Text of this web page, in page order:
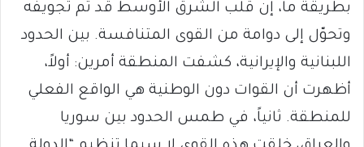
بطريقة ما، إن قلب الشرق الأوسط قد تم تجويفه
وتحوّل إلى دوامة من القوى المتنافسة. بين الحدود
اللبنانية والإيرانية، كشفت المنطقة أمرين: أولاً،
أظهرت أن القوات دون الوطنية هي الواقع الفعلي
للمنطقة. ثانياً، في طمس الحدود بين سوريا